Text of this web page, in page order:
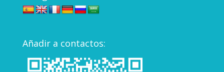
Añadir a contactos: